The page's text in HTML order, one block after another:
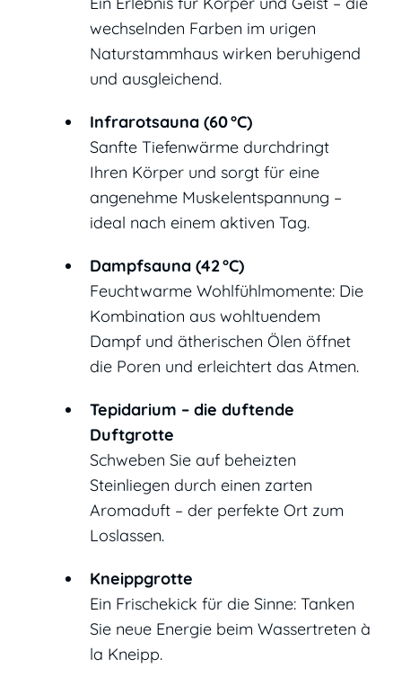
wechselnden Farben im urigen
Naturstammhaus wirken beruhigend
und ausgleichend.
Infrarotsauna (60°C)
Sanfte Tiefenwärme durchdringt
Ihren Körper und sorgt für eine
angenehme Muskelentspannung –
ideal nach einem aktiven Tag.
Dampfsauna (42°C)
Feuchtwarme Wohlfühlmomente: Die
Kombination aus wohltuendem
Dampf und ätherischen Ölen öffnet
die Poren und erleichtert das Atmen.
Tepidarium – die duftende
Duftgrotte
Schweben Sie auf beheizten
Steinliegen durch einen zarten
Aromaduft – der perfekte Ort zum
Loslassen.
Kneippgrotte
Ein Frischekick für die Sinne: Tanken
Sie neue Energie beim Wassertreten à
la Kneipp.